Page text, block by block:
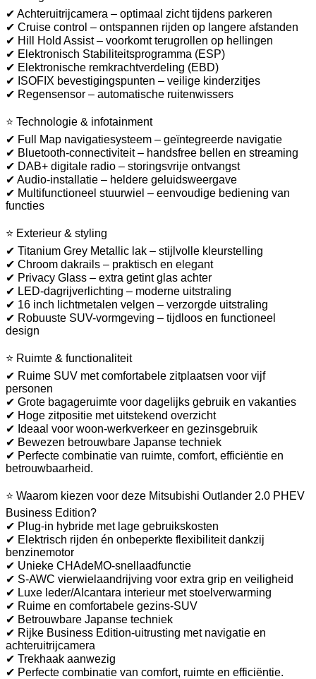
✔ Achteruitrijcamera – optimaal zicht tijdens parkeren
✔ Cruise control – ontspannen rijden op langere afstanden
✔ Hill Hold Assist – voorkomt terugrollen op hellingen
✔ Elektronisch Stabiliteitsprogramma (ESP)
✔ Elektronische remkrachtverdeling (EBD)
✔ ISOFIX bevestigingspunten – veilige kinderzitjes
✔ Regensensor – automatische ruitenwissers
⭐ Technologie & infotainment
✔ Full Map navigatiesysteem – geïntegreerde navigatie
✔ Bluetooth-connectiviteit – handsfree bellen en streaming
✔ DAB+ digitale radio – storingsvrije ontvangst
✔ Audio-installatie – heldere geluidsweergave
✔ Multifunctioneel stuurwiel – eenvoudige bediening van
functies
⭐ Exterieur & styling
✔ Titanium Grey Metallic lak – stijlvolle kleurstelling
✔ Chroom dakrails – praktisch en elegant
✔ Privacy Glass – extra getint glas achter
✔ LED-dagrijverlichting – moderne uitstraling
✔ 16 inch lichtmetalen velgen – verzorgde uitstraling
✔ Robuuste SUV-vormgeving – tijdloos en functioneel
design
⭐ Ruimte & functionaliteit
✔ Ruime SUV met comfortabele zitplaatsen voor vijf
personen
✔ Grote bagageruimte voor dagelijks gebruik en vakanties
✔ Hoge zitpositie met uitstekend overzicht
✔ Ideaal voor woon-werkverkeer en gezinsgebruik
✔ Bewezen betrouwbare Japanse techniek
✔ Perfecte combinatie van ruimte, comfort, efficiëntie en
betrouwbaarheid.
⭐ Waarom kiezen voor deze Mitsubishi Outlander 2.0 PHEV
Business Edition?
✔ Plug-in hybride met lage gebruikskosten
✔ Elektrisch rijden én onbeperkte flexibiliteit dankzij
benzinemotor
✔ Unieke CHAdeMO-snellaadfunctie
✔ S-AWC vierwielaandrijving voor extra grip en veiligheid
✔ Luxe leder/Alcantara interieur met stoelverwarming
✔ Ruime en comfortabele gezins-SUV
✔ Betrouwbare Japanse techniek
✔ Rijke Business Edition-uitrusting met navigatie en
achteruitrijcamera
✔ Trekhaak aanwezig
✔ Perfecte combinatie van comfort, ruimte en efficiëntie.